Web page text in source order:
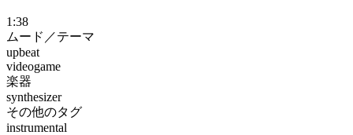
1:38
ムード／テーマ
upbeat
videogame
楽器
synthesizer
その他のタグ
instrumental